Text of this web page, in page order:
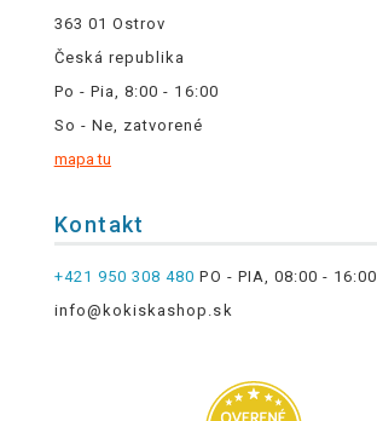
363 01 Ostrov
Česká republika
Po - Pia, 8:00 - 16:00
So - Ne, zatvorené
mapa tu
Kontakt
+421 950 308 480 PO - PIA, 08:00 - 16:00
info@kokiskashop.sk